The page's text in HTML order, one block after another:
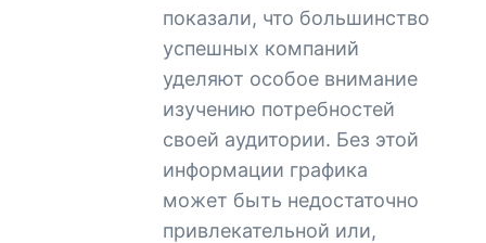
показали, что большинство
успешных компаний
уделяют особое внимание
изучению потребностей
своей аудитории. Без этой
информации графика
может быть недостаточно
привлекательной или,